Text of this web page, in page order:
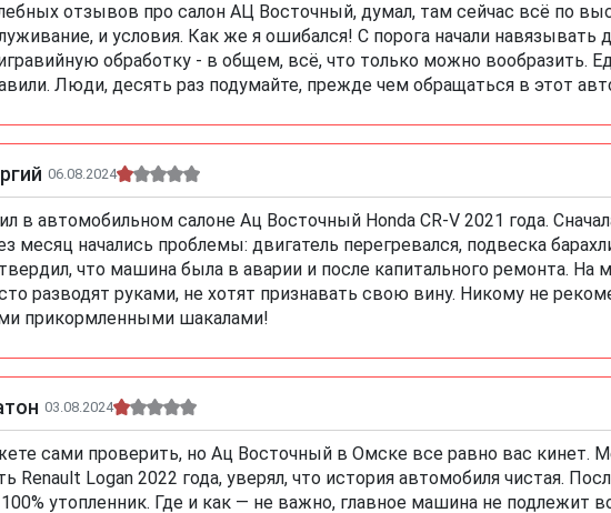
отзывов про салон АЦ Восточный, думал, там сейчас всё по
и условия. Как же я ошибался! С порога начали навязывать
обработку - в общем, всё, что только можно вообразить.
Люди, десять раз подумайте, прежде чем обращаться в этот
06.08.2024
в автомобильном салоне Ац Восточный Honda CR-V 2021 года.
месяц начались проблемы: двигатель перегревался, подвеска
что машина была в аварии и после капитального ремонта. На
разводят руками, не хотят признавать свою вину. Никому не
прикормленными шакалами!
03.08.2024
сами проверить, но Ац Восточный в Омске все равно вас кинет.
Renault Logan 2022 года, уверял, что история автомобиля чистая.
утопленник. Где и как — не важно, главное машина не подлежит